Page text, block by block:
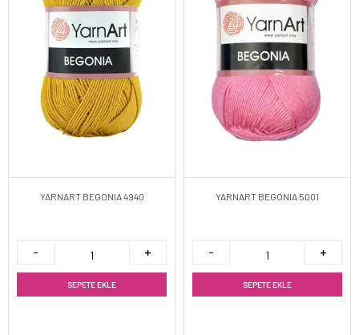
YARNART BEGONIA 4940
SEPETE EKLE
YARNART BEGONIA 5001
SEPETE EKLE